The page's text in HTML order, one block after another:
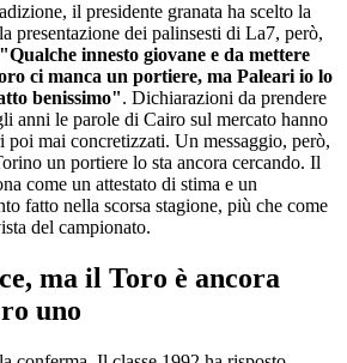
il presidente granata ha scelto la
presentazione dei palinsesti di La7, però,
"Qualche innesto giovane e da mettere
ci manca un portiere, ma Paleari io lo
benissimo". Dichiarazioni da prendere
anni le parole di Cairo sul mercato hanno
poi mai concretizzati. Un messaggio, però,
un portiere lo sta ancora cercando. Il
come un attestato di stima e un
fatto nella scorsa stagione, più che come
del campionato.
ma il Toro è ancora
uno